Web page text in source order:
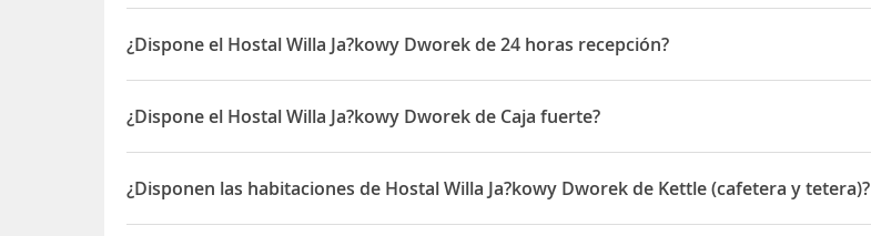
El Hostal Willa Ja?kowy Dworek está situado en Ja?kowa Dolina 57A
¿Dispone el Hostal Willa Ja?kowy Dworek de 24 horas recepción?
Sí, el Hostal Willa Ja?kowy Dworek dispone de 24 horas recepción
¿Dispone el Hostal Willa Ja?kowy Dworek de Caja fuerte?
Sí, el Hostal Willa Ja?kowy Dworek dispone de Caja fuerte
¿Disponen las habitaciones de Hostal Willa Ja?kowy Dworek de Kettle (cafetera y tetera)?
Sí, las habitaciones del Hostal Willa Ja?kowy Dworek disponen de Kettle (cafetera y tetera)